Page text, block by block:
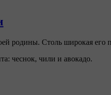
родины. Столь широкая
чеснок, чили и авокадо.